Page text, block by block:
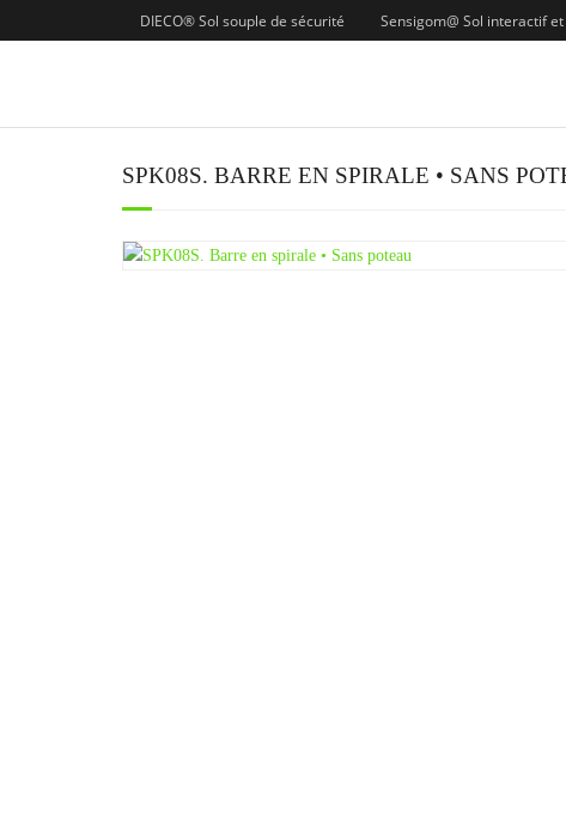
DIECO® Sol souple de sécurité Sensigom@ Sol interactif
SPK08S. BARRE EN SPIRALE • SANS